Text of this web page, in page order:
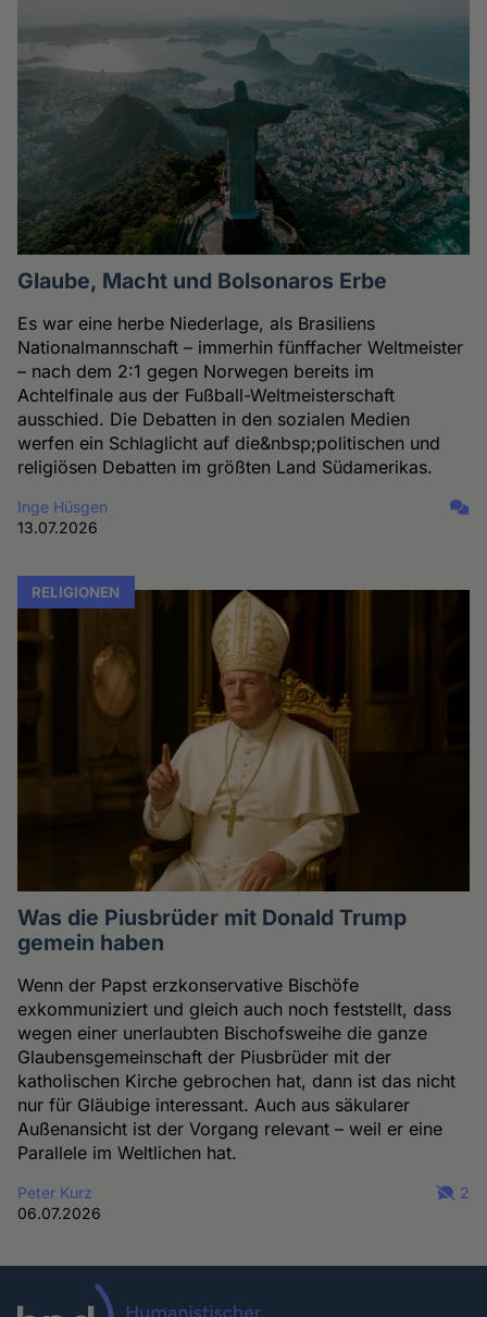
Glaube, Macht und Bolsonaros Erbe
Es war eine herbe Niederlage, als Brasiliens
Nationalmannschaft – immerhin fünffacher Weltmeister
– nach dem 2:1 gegen Norwegen bereits im
Achtelfinale aus der Fußball-Weltmeisterschaft
ausschied. Die Debatten in den sozialen Medien
werfen ein Schlaglicht auf die&nbsp;politischen und
religiösen Debatten im größten Land Südamerikas.
Inge Hüsgen
13.07.2026
RELIGIONEN
Was die Piusbrüder mit Donald Trump
gemein haben
Wenn der Papst erzkonservative Bischöfe
exkommuniziert und gleich auch noch feststellt, dass
wegen einer unerlaubten Bischofsweihe die ganze
Glaubensgemeinschaft der Piusbrüder mit der
katholischen Kirche gebrochen hat, dann ist das nicht
nur für Gläubige interessant. Auch aus säkularer
Außenansicht ist der Vorgang relevant – weil er eine
Parallele im Weltlichen hat.
Peter Kurz
06.07.2026
2